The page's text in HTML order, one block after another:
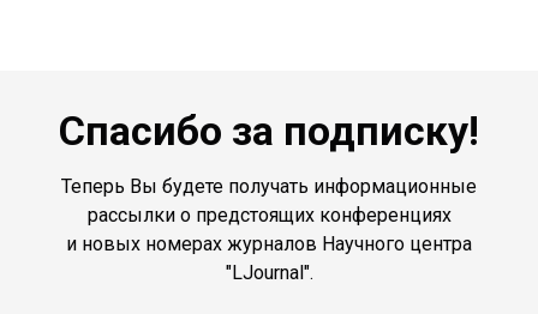
Спасибо за подписку!
Теперь Вы будете получать информационные
рассылки о предстоящих конференциях
и новых номерах журналов Научного центра
"LJournal".